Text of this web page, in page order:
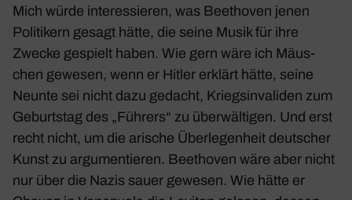
Mich würde inter­es­sieren, was Beet­hoven jenen
Poli­ti­kern gesagt hätte, die seine Musik für ihre
Zwecke gespielt haben. Wie gern wäre ich Mäus­
chen gewesen, wenn er Hitler erklärt hätte, seine
Neunte sei nicht dazu gedacht, Kriegs­in­va­liden zum
Geburtstag des „Führers“ zu über­wäl­tigen. Und erst
recht nicht, um die arische Über­le­gen­heit deut­scher
Kunst zu argu­men­tieren. Beet­hoven wäre aber nicht
nur über die Nazis sauer gewesen. Wie hätte er